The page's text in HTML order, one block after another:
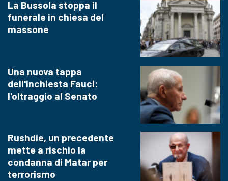
La Bussola stoppa il
funerale in chiesa del
massone
Una nuova tappa
dell'inchiesta Fauci:
l'oltraggio al Senato
Rushdie, un precedente
mette a rischio la
condanna di Matar per
terrorismo